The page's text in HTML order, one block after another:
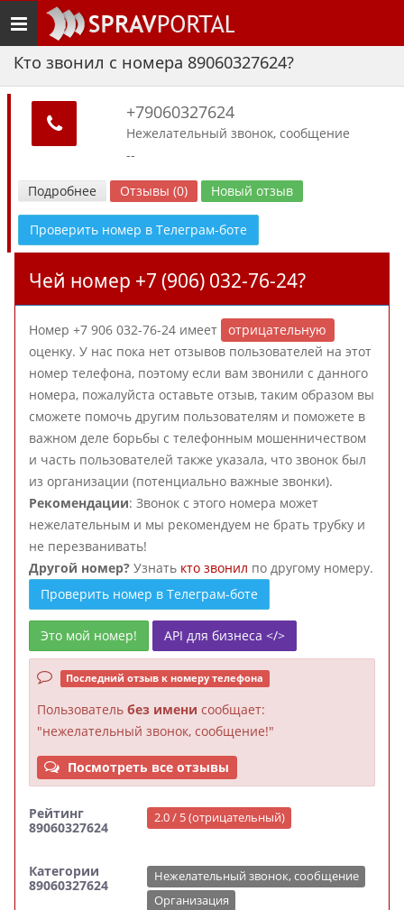
Toggle
navigation
Кто звонил с номера 89060327624?
+79060327624
Нежелательный звонок, сообщение
--
Подробнее Отзывы (0) Новый отзыв
Проверить номер в Телеграм-боте
Чей номер +7 (906) 032-76-24?
Номер +7 906 032-76-24 имеет
отрицательную
оценку. У нас пока нет отзывов пользователей на этот
номер телефона, поэтому если вам звонили с данного
номера, пожалуйста оставьте отзыв, таким образом вы
сможете помочь другим пользователям и поможете в
важном деле борьбы с телефонным мошенничеством
и часть пользователей также указала, что звонок был
из организации (потенциально важные звонки).
Рекомендации: Звонок с этого номера может
нежелательным и мы рекомендуем не брать трубку и
не перезванивать!
Другой номер? Узнать кто звонил по другому номеру.
Проверить номер в Телеграм-боте
Это мой номер! API для бизнеса </>
Последний отзыв к номеру телефона
Пользователь без имени сообщает:
"нежелательный звонок, сообщение!"
Посмотреть все отзывы
Рейтинг
89060327624
2.0 / 5 (отрицательный)
Категории
89060327624
Нежелательный звонок, сообщение
Организация